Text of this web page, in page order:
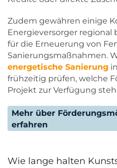
Zudem gewähren einige
Energieversorger
für die Erneuerung von
Sanierungsmaßnahmen.
energetische Sanierung
frühzeitig prüfen, welche
Projekt zur Verfügung
Mehr über
erfahren
Wie lange halten